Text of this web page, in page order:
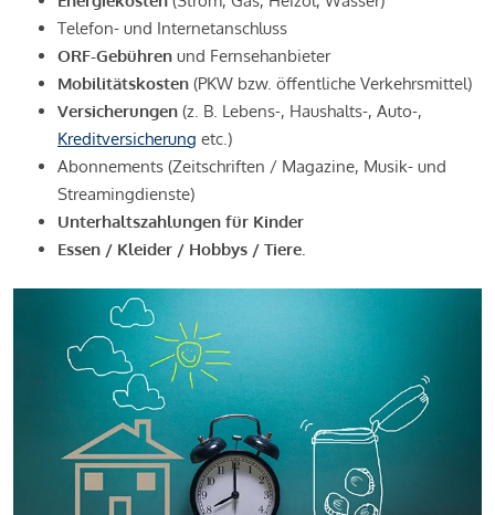
Telefon- und Internetanschluss
ORF-Gebühren und Fernsehanbieter
Mobilitätskosten (PKW bzw. öffentliche Verkehrsmittel)
Versicherungen (z. B. Lebens-, Haushalts-, Auto-,
Kreditversicherung etc.)
Abonnements (Zeitschriften / Magazine, Musik- und
Streamingdienste)
Unterhaltszahlungen für Kinder
Essen / Kleider / Hobbys / Tiere.